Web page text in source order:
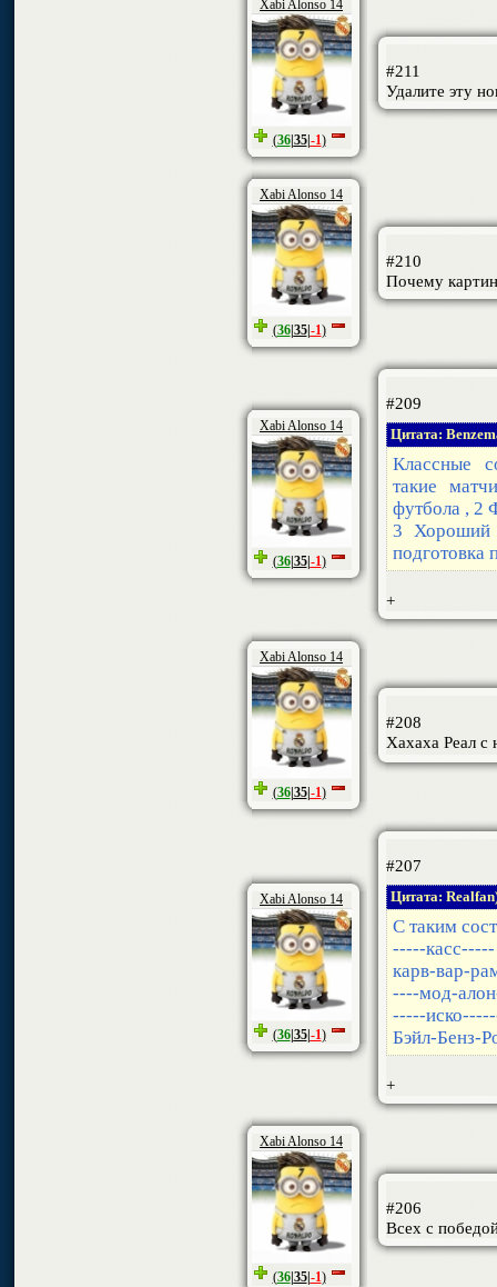
Xabi Alonso 14
(36| 35| -1)
#211
Удалите эту
Xabi Alonso 14
(36| 35| -1)
#210
Почему
Xabi Alonso 14
(36| 35| -1)
#209
Цитата:
Классные
такие
футбола , 2
3 Хороший
подготовка
+
Xabi Alonso 14
(36| 35| -1)
#208
Хахаха Реал
Xabi Alonso 14
(36| 35| -1)
#207
Цитата:
С таким
-----касс-----
карв-вар-
----мод-
-----
Бэйл-Бенз-
+
Xabi Alonso 14
(36| 35| -1)
#206
Всех с